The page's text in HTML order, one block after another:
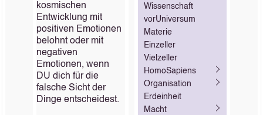
kosmischen
Entwicklung mit
positiven Emotionen
belohnt oder mit
negativen
Emotionen, wenn
DU dich für die
falsche Sicht der
Dinge entscheidest.
Wissenschaft
vorUniversum
Materie
Einzeller
Vielzeller
HomoSapiens
Organisation
Erdeinheit
Macht